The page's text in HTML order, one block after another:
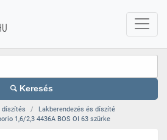
Keresés
díszítés
Lakberendezés és díszíté
1,6/2,3 4436A BOS OI 63 szürke